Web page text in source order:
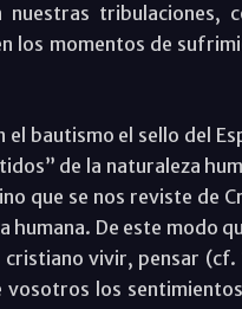
tribulaciones,
los momentos de
bautismo el sello del
de la naturaleza
que se nos reviste de
humana. De este modo
vivir, pensar (cf.
los